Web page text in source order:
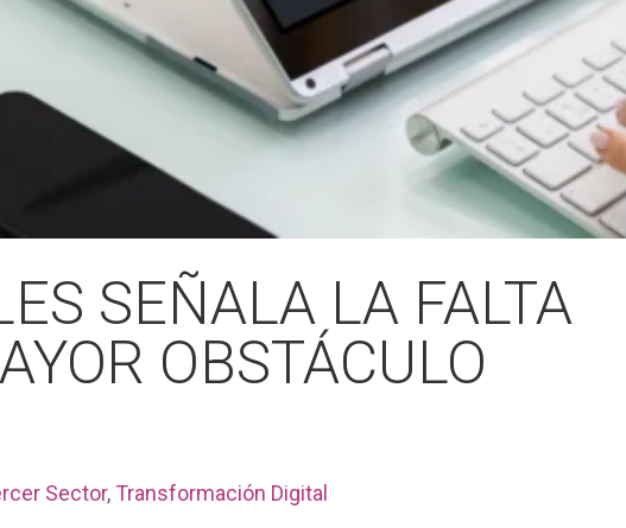
SEÑALA LA FALTA
OBSTÁCULO
Sector, Transformación Digital